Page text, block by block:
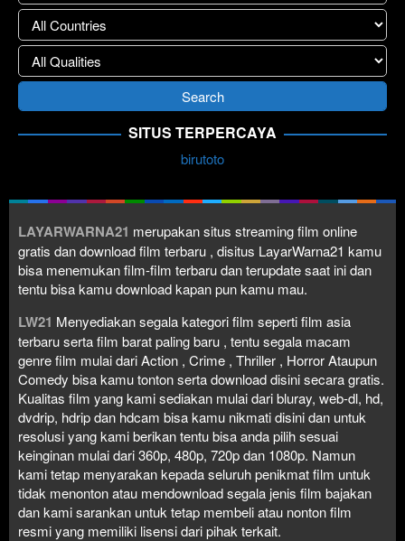
SITUS TERPERCAYA
birutoto
LAYARWARNA21 merupakan situs streaming film online
gratis dan download film terbaru , disitus LayarWarna21 kamu
bisa menemukan film-film terbaru dan terupdate saat ini dan
tentu bisa kamu download kapan pun kamu mau.
LW21 Menyediakan segala kategori film seperti film asia
terbaru serta film barat paling baru , tentu segala macam
genre film mulai dari Action , Crime , Thriller , Horror Ataupun
Comedy bisa kamu tonton serta download disini secara gratis.
Kualitas film yang kami sediakan mulai dari bluray, web-dl, hd,
dvdrip, hdrip dan hdcam bisa kamu nikmati disini dan untuk
resolusi yang kami berikan tentu bisa anda pilih sesuai
keinginan mulai dari 360p, 480p, 720p dan 1080p. Namun
kami tetap menyarakan kepada seluruh penikmat film untuk
tidak menonton atau mendownload segala jenis film bajakan
dan kami sarankan untuk tetap membeli atau nonton film
resmi yang memiliki lisensi dari pihak terkait.